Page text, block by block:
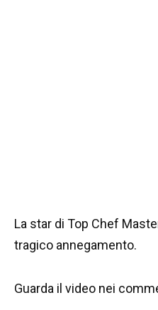
La star di Top Chef
tragico annegamento.
Guarda il video nei